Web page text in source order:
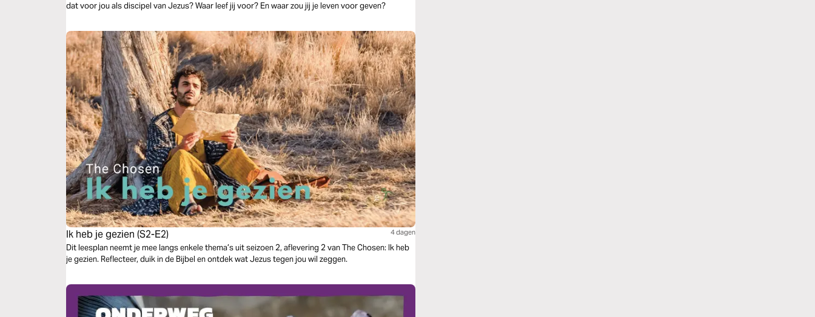
dat voor jou als discipel van Jezus? Waar leef jij voor? En waar zou jij je leven voor geven?
Ik heb je gezien (S2-E2) 4 dagen
Dit leesplan neemt je mee langs enkele thema’s uit seizoen 2, aflevering 2 van The Chosen: Ik heb
je gezien. Reflecteer, duik in de Bijbel en ontdek wat Jezus tegen jou wil zeggen.